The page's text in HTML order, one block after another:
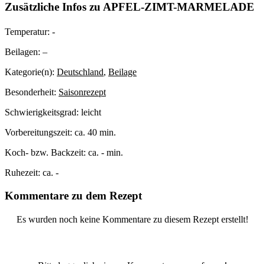
Zusätzliche Infos zu APFEL-ZIMT-MARMELADE
Temperatur: -
Beilagen: –
Kategorie(n): Deutschland, Beilage
Besonderheit: Saisonrezept
Schwierigkeitsgrad: leicht
Vorbereitungszeit: ca. 40 min.
Koch- bzw. Backzeit: ca. - min.
Ruhezeit: ca. -
Kommentare zu dem Rezept
Es wurden noch keine Kommentare zu diesem Rezept erstellt!